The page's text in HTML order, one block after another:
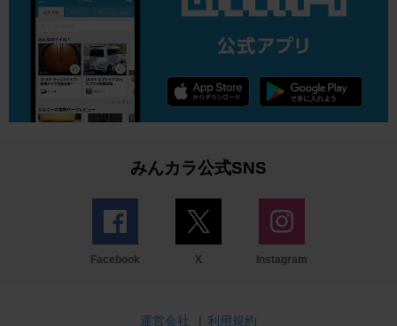
みんカラ公式SNS
Facebook X Instagram
運営会社 | 利用規約